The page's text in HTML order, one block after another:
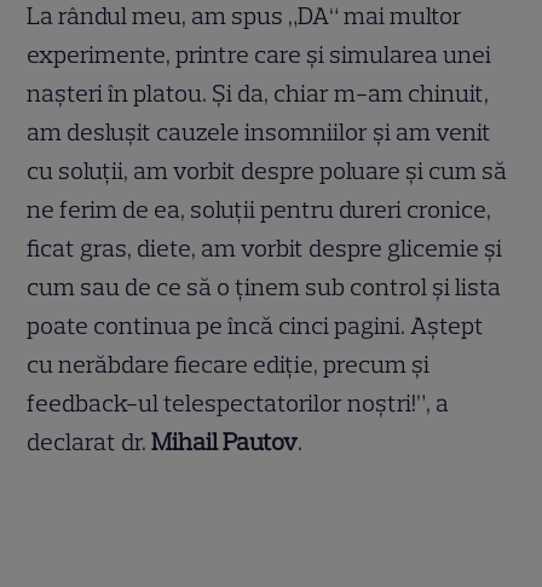
La rândul meu, am spus „DA“ mai multor
experimente, printre care şi simularea unei
naşteri în platou. Și da, chiar m-am chinuit,
am desluşit cauzele insomniilor şi am venit
cu soluţii, am vorbit despre poluare şi cum să
ne ferim de ea, soluţii pentru dureri cronice,
ficat gras, diete, am vorbit despre glicemie şi
cum sau de ce să o ţinem sub control şi lista
poate continua pe încă cinci pagini. Aştept
cu nerăbdare fiecare ediţie, precum şi
feedback-ul telespectatorilor noştri!”, a
declarat dr.Mihail Pautov.